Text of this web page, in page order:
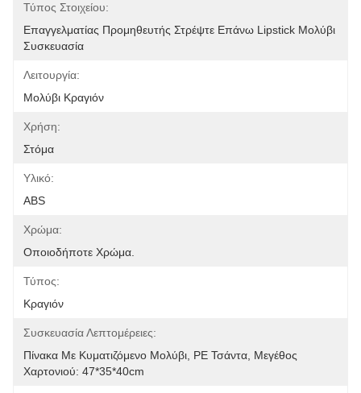
Τύπος Στοιχείου:
Επαγγελματίας Προμηθευτής Στρέψτε Επάνω Lipstick Μολύβι
Συσκευασία
Λειτουργία:
Μολύβι Κραγιόν
Χρήση:
Στόμα
Υλικό:
ABS
Χρώμα:
Οποιοδήποτε Χρώμα.
Τύπος:
Κραγιόν
Συσκευασία Λεπτομέρειες:
Πίνακα Με Κυματιζόμενο Μολύβι, PE Τσάντα, Μεγέθος
Χαρτονιού: 47*35*40cm